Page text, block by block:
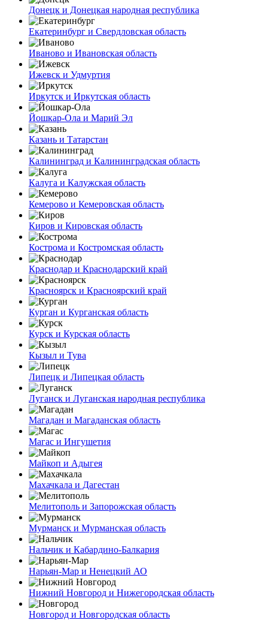
Донецк и Донецкая народная республика
Екатеринбург и Свердловская область
Иваново и Ивановская область
Ижевск и Удмуртия
Иркутск и Иркутская область
Йошкар-Ола и Марий Эл
Казань и Татарстан
Калининград и Калининградская область
Калуга и Калужская область
Кемерово и Кемеровская область
Киров и Кировская область
Кострома и Костромская область
Краснодар и Краснодарский край
Красноярск и Красноярский край
Курган и Курганская область
Курск и Курская область
Кызыл и Тува
Липецк и Липецкая область
Луганск и Луганская народная республика
Магадан и Магаданская область
Магас и Ингушетия
Майкоп и Адыгея
Махачкала и Дагестан
Мелитополь и Запорожская область
Мурманск и Мурманская область
Нальчик и Кабардино-Балкария
Нарьян-Мар и Ненецкий АО
Нижний Новгород и Нижегородская область
Новгород и Новгородская область